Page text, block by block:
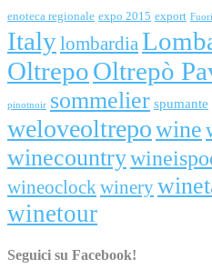
enoteca regionale expo 2015 export
Italylombardia
OltrepoOltrepò
pinotnoir sommelier spumante
weloveoltrepowine
winecountry
wineoclockwinery
winetour
Seguici su Facebook!